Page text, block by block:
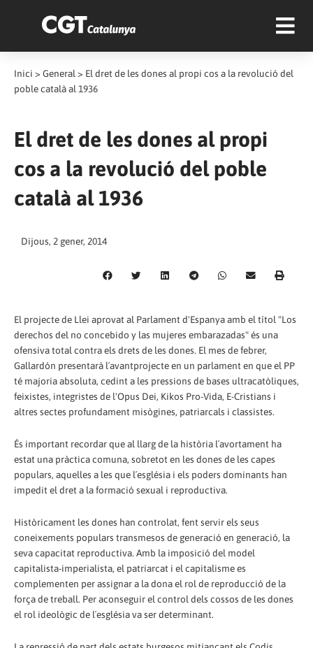
Inici > General > El dret de les dones al propi cos a la revolució del
poble català al 1936
El dret de les dones al propi
cos a la revolució del poble
català al 1936
Dijous, 2 gener, 2014
El projecte de Llei aprovat al Parlament d'Espanya amb el títol "Los
derechos del no concebido y las mujeres embarazadas" és una
ofensiva total contra els drets de les dones. El mes de febrer,
Gallardón presentarà l´avantprojecte en un parlament en que el PP
té majoria absoluta, cedint a les pressions de bases ultracatòliques,
feixistes, integristes de l'Opus Dei, Kikos Pro-Vida, E-Cristians i
altres sectes profundament misògines, patriarcals i classistes.
És important recordar que al llarg de la història l´avortament ha
estat una pràctica comuna, sobretot en les dones de les capes
populars, aquelles a les que l´església i els poders dominants han
impedit el dret a la formació sexual i reproductiva.
Històricament les dones han controlat, fent servir els seus
coneixements populars transmesos de generació en generació, la
seva capacitat reproductiva. Amb la imposició del model
capitalista-imperialista, el patriarcat i el capitalisme es
complementen per assignar a la dona el rol de reproducció de la
força de treball. Per aconseguir el control dels cossos de les dones
el rol ideològic de l´església va ser determinant.